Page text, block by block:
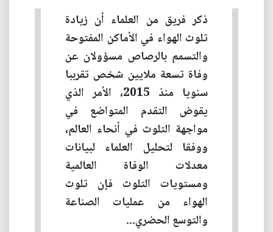
ذكر فريق من العلماء أن زيادة
تلوث الهواء في الأماكن المفتوحة
والتسمم بالرصاص مسؤولان عن
وفاة تسعة ملايين شخص تقرببا
سنويا منذ 2015، الأمر الذي
يقوض التقدم المتواضع في
مواجهة التلوث في أنحاء العالم،
ووفقا لتحليل العلماء لبيانات
معدلات الوفاة العالمية
ومستويات التلوث فإن تلوث
الهواء من عمليات الصناعة
والتوسع الحضري...